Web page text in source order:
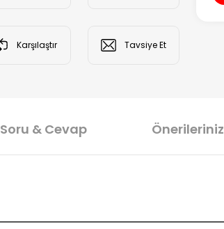
Karşılaştır Tavsiye Et
Soru & Cevap Önerileriniz